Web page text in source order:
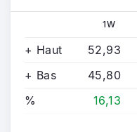
1W
+ Haut 52,93
+ Bas
45,80
%
16,13